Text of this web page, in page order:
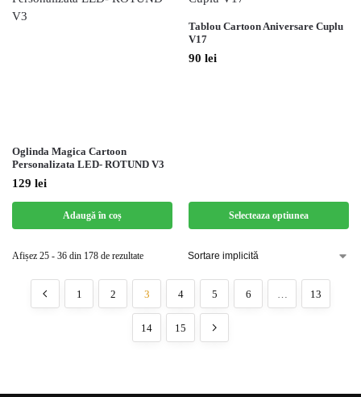
Oglinda Magica Cartoon
Personalizata LED- ROTUND V3
129 lei
Adaugă în coș
Tablou Cartoon Aniversare Cuplu
V17
90 lei
Selecteaza optiunea
Afișez 25 - 36 din 178 de rezultate
1 2 3 4 5 6 … 13
14 15